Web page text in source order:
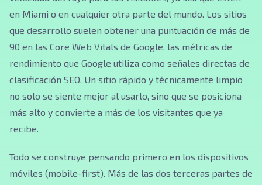
en Miami o en cualquier otra parte del mundo. Los sitios
que desarrollo suelen obtener una puntuación de más de
90 en las Core Web Vitals de Google, las métricas de
rendimiento que Google utiliza como señales directas de
clasificación SEO. Un sitio rápido y técnicamente limpio
no solo se siente mejor al usarlo, sino que se posiciona
más alto y convierte a más de los visitantes que ya
recibe.
Todo se construye pensando primero en los dispositivos
móviles (mobile-first). Más de las dos terceras partes de